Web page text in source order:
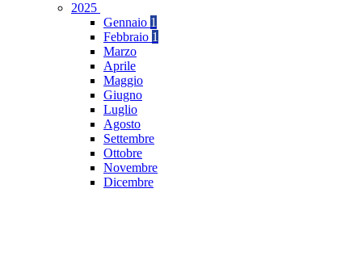
2025
Gennaio 1
Febbraio 1
Marzo
Aprile
Maggio
Giugno
Luglio
Agosto
Settembre
Ottobre
Novembre
Dicembre